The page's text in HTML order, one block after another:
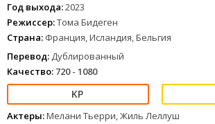
Год выхода:2023
Режиссер:Тома Бидеген
Страна: Франция, Исландия, Бельгия
Перевод: Дублированный
Качество: 720 - 1080
Актеры:Мелани Тьерри, Жиль Леллуш